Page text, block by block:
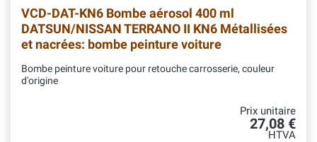
VCD-DAT-KN6 Bombe aérosol 400 ml
DATSUN/NISSAN TERRANO II KN6 Métallisées
et nacrées: bombe peinture voiture
Bombe peinture voiture pour retouche carrosserie, couleur
d'origine
Prix unitaire
27,08 €
HTVA